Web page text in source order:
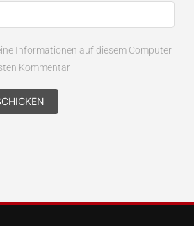
Informationen auf diesem Computer
Kommentar